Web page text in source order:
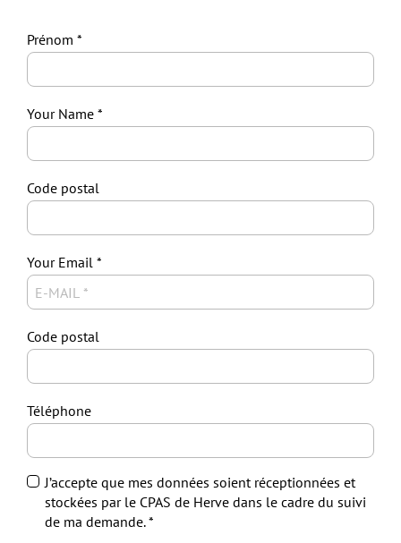
Prénom
Your Name
Code postal
Your Email
Code postal
Téléphone
J’accepte que mes données soient réceptionnées et
stockées par le CPAS de Herve dans le cadre du suivi
de ma demande.